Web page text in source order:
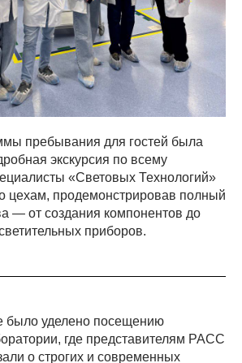
пребывания для гостей была
экскурсия по всему
«Световых Технологий»
цехам, продемонстрировав полный
— от создания компонентов до
приборов.
было уделено посещению
где представителям РАСС
о строгих и современных